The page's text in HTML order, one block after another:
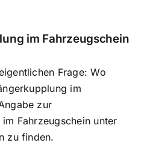
im Fahrzeugschein
Frage: Wo
im
zur
Fahrzeugschein unter
zu finden.